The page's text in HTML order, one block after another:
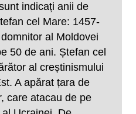
indicați anii de
cel Mare: 1457-
al Moldovei
50 de ani. Ștefan cel
al creștinismului
A apărat țara de
care atacau de pe